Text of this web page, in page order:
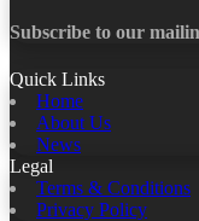
Subscribe to our
Quick Links
Home
About Us
News
Legal
Terms & Conditions
Privacy Policy